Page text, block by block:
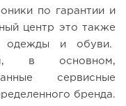
по гарантии и
центр это также
одежды и обуви.
в основном,
сервисные
бренда.